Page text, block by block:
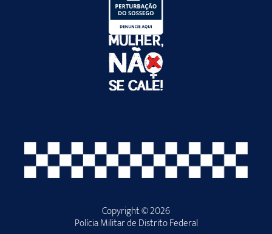
Copyright © 2026
Polícia Militar de Distrito Federal